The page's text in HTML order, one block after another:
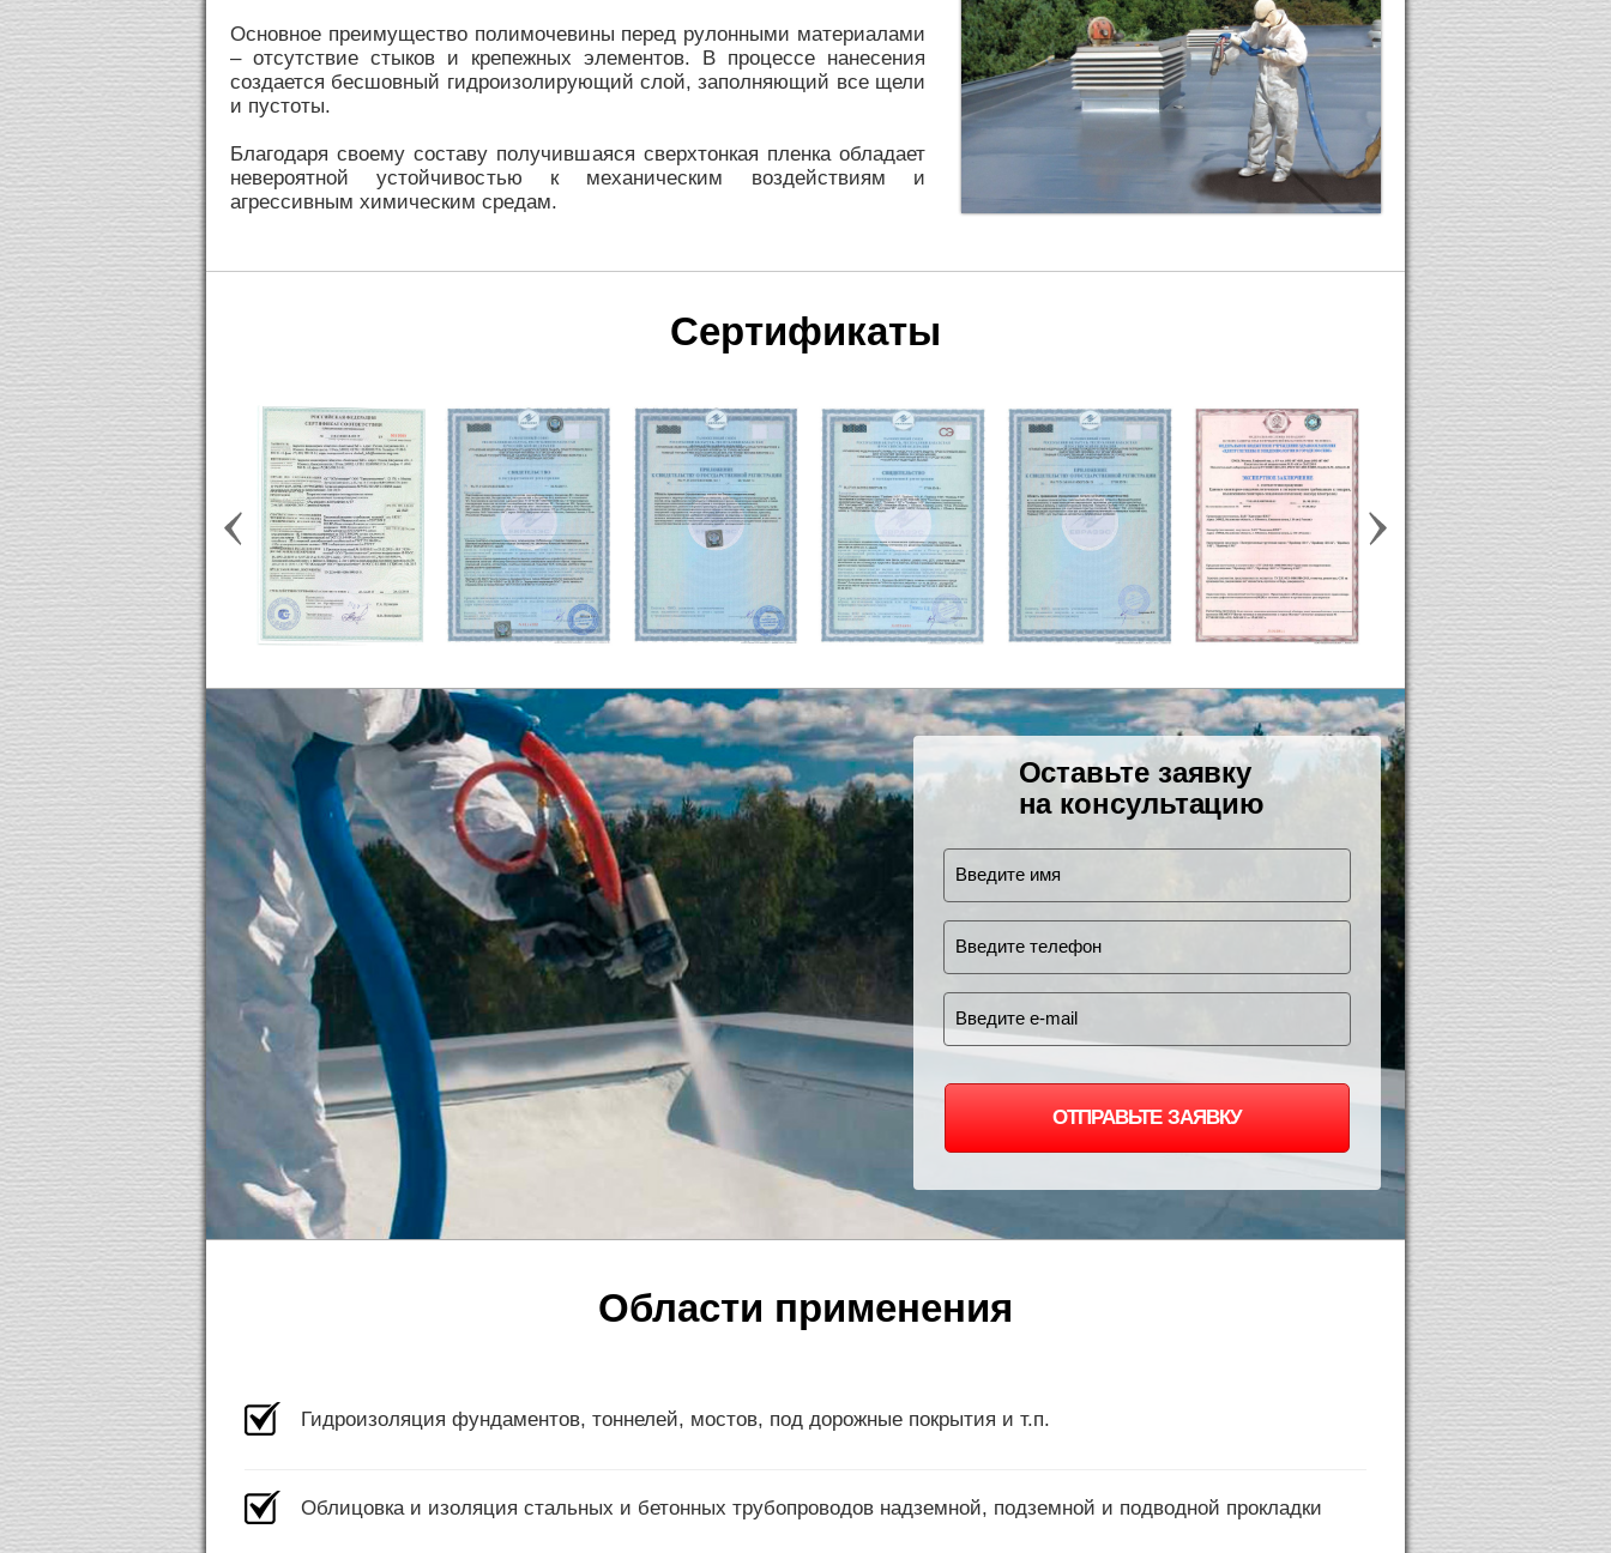
Основное преимущество полимочевины перед рулонными материалами
– отсутствие стыков и крепежных элементов. В процессе нанесения
создается бесшовный гидроизолирующий слой, заполняющий все щели
и пустоты.
Благодаря своему составу получившаяся сверхтонкая пленка обладает
невероятной устойчивостью к механическим воздействиям и
агрессивным химическим средам.
Сертификаты
Оставьте заявку
на консультацию
ОТПРАВЬТЕ ЗАЯВКУ
Области применения
Устройство и ремонт
Гидроизоляция фундаментов, тоннелей, мостов, под дорожные покрытия и т.п.
Облицовка и изоляция стальных и бетонных трубопроводов надземной, подземной и подводной прокладки